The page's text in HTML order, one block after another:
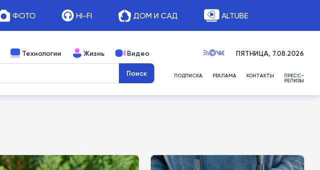
ФОТО HI-FI ДОМ И САД ALTUBE
Технологии Жизнь Видео ПЯТНИЦА, 7.08.2026
ПОДПИСКА РЕКЛАМА КОНТАКТЫ ПРЕСС-
РЕЛИЗЫ